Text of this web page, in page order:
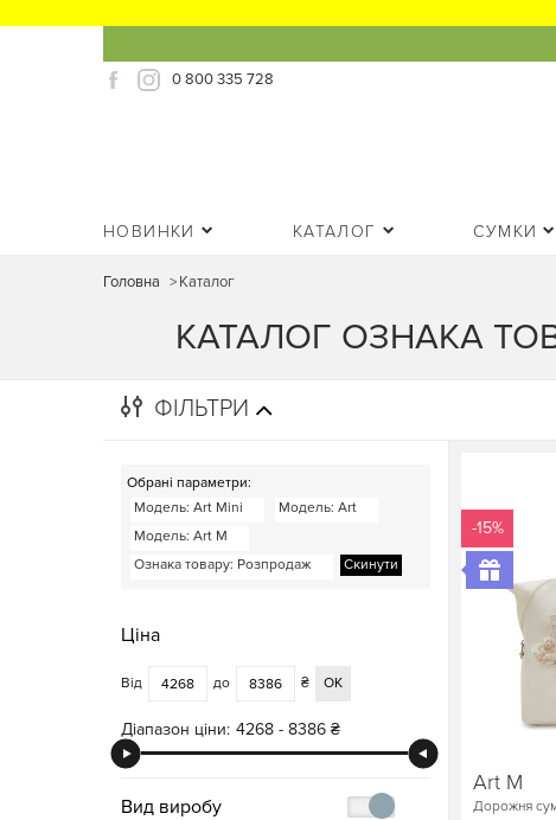
0 800 335 728
НОВИНКИ КАТАЛОГ СУМКИ
Головна >Каталог
КАТАЛОГ ОЗНАКА
ФІЛЬТРИ
Обрані параметри:
Модель: Art Mini Модель: Art
Модель: Art M
Ознака товару: Розпродаж Скинути
Ціна
Від до ₴ ОК
Діапазон ціни: 4268 - 8386 ₴
Вид виробу
-15%
Art M
Дорожня